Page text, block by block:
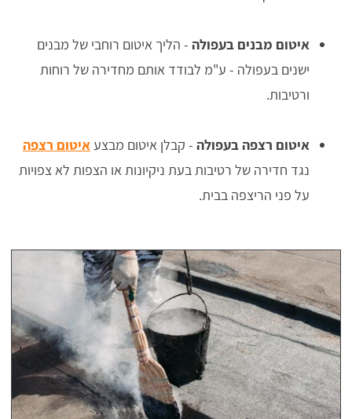
איטום מבנים בעפולה - הליך איטום רוחבי של מבנים
ישנים בעפולה - ע"מ לבודד אותם מחדירה של רוחות
ורטיבות.
איטום רצפה בעפולה - קבלן איטום מבצעאיטום רצפה
נגד חדירה של רטיבות בעת ניקיונות או הצפות לא צפויות
על פני הריצפה בבית.